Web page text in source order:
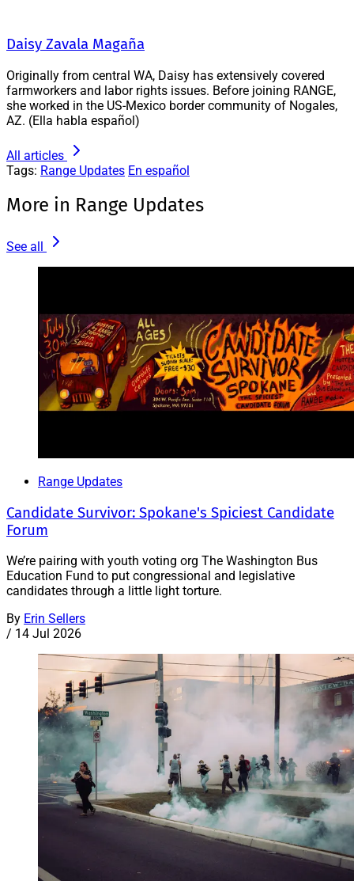
Daisy Zavala Magaña
Originally from central WA, Daisy has extensively covered
farmworkers and labor rights issues. Before joining RANGE,
she worked in the US-Mexico border community of Nogales,
AZ. (Ella habla español)
All articles
Tags: Range Updates En español
More in Range Updates
See all
Range Updates
Candidate Survivor: Spokane's Spiciest Candidate
Forum
We’re pairing with youth voting org The Washington Bus
Education Fund to put congressional and legislative
candidates through a little light torture.
By Erin Sellers
/ 14 Jul 2026